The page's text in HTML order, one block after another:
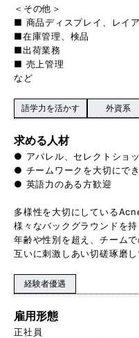
＜その他＞
■ 商品ディスプレイ、レイ
■在庫管理、検品
■出荷業務
■ 売上管理
など
語学力を活かす 外資系
求める人材
● アパレル、セレクトショ
● チームワークを大切にで
● 英語力のある方歓迎
多様性を大切にしている
様々なバックグラウンドを
年齢や性別を超え、チーム
互いに刺激しあい切磋琢磨
経験者優遇
雇用形態
正社員